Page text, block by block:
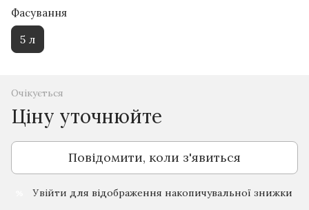
Фасування
5 л
Очікується
Ціну уточнюйте
Повідомити, коли з'явиться
Увійти для відображення накопичувальної знижки